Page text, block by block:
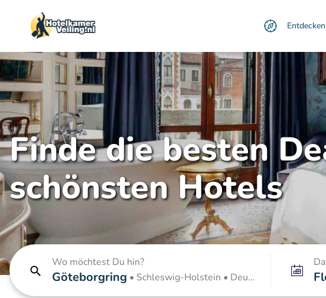
Entdecken
Finde die besten
schönsten Hotels
Wo möchtest Du hin?
Göteborgring • Schleswig-Holstein • Deuts